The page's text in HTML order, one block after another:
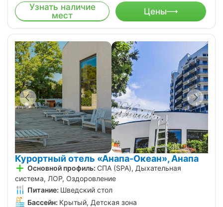
Узнать наличие
мест
Цены
Курортный отель «Анапа-Океан», Анапа
Основной профиль: СПА (SPA), Дыхательная
система, ЛОР, Оздоровление
Питание: Шведский стол
Бассейн: Крытый, Детская зона